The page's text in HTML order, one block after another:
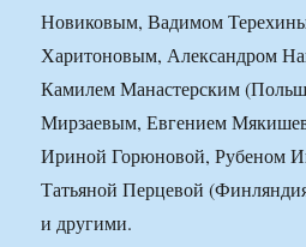
Новиковым, Вадимом
Харитоновым, Александром
Камилем Манастерским
Мирзаевым, Евгением
Ириной Горюновой, Рубеном
Татьяной Перцевой
и другими.